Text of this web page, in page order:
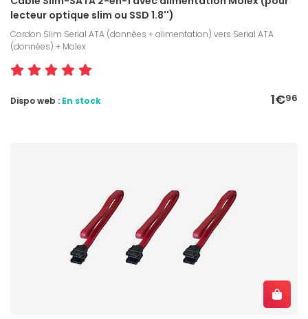
lecteur optique slim ou SSD 1.8'')
Cordon Slim Serial ATA (données + alimentation) vers Serial ATA
(données) + Molex
1€96
Dispo web : En stock